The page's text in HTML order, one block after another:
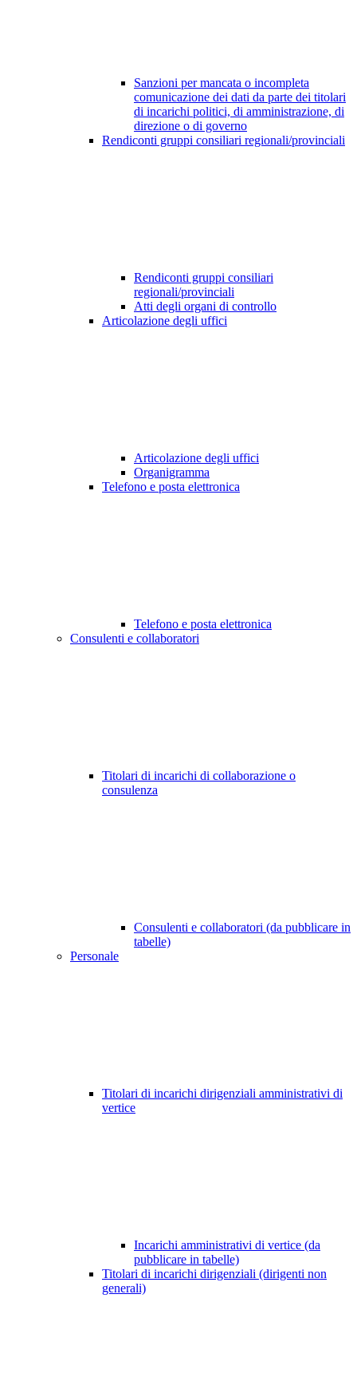
Sanzioni per mancata o incompleta
comunicazione dei dati da parte dei titolari
di incarichi politici, di amministrazione, di
direzione o di governo
Rendiconti gruppi consiliari regionali/provinciali
Rendiconti gruppi consiliari
regionali/provinciali
Atti degli organi di controllo
Articolazione degli uffici
Articolazione degli uffici
Organigramma
Telefono e posta elettronica
Telefono e posta elettronica
Consulenti e collaboratori
Titolari di incarichi di collaborazione o
consulenza
Consulenti e collaboratori (da pubblicare in
tabelle)
Personale
Titolari di incarichi dirigenziali amministrativi di
vertice
Incarichi amministrativi di vertice (da
pubblicare in tabelle)
Titolari di incarichi dirigenziali (dirigenti non
generali)